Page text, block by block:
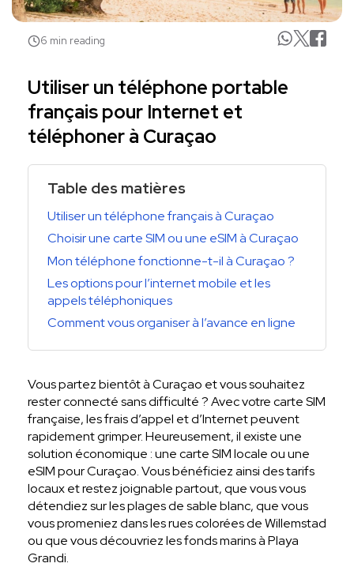
6 min reading
Utiliser un téléphone portable
français pour Internet et
téléphoner à Curaçao
Table des matières
Utiliser un téléphone français à Curaçao
Choisir une carte SIM ou une eSIM à Curaçao
Mon téléphone fonctionne-t-il à Curaçao ?
Les options pour l’internet mobile et les
appels téléphoniques
Comment vous organiser à l’avance en ligne
Vous partez bientôt à Curaçao et vous souhaitez
rester connecté sans difficulté ? Avec votre carte SIM
française, les frais d’appel et d’Internet peuvent
rapidement grimper. Heureusement, il existe une
solution économique : une carte SIM locale ou une
eSIM pour Curaçao. Vous bénéficiez ainsi des tarifs
locaux et restez joignable partout, que vous vous
détendiez sur les plages de sable blanc, que vous
vous promeniez dans les rues colorées de Willemstad
ou que vous découvriez les fonds marins à Playa
Grandi.